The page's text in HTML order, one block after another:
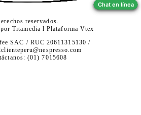
Chat en línea
reservados.
porTitamedia l Plataforma Vtex
SAC / RUC 20611315130 /
(01) 7015608
Chat en línea